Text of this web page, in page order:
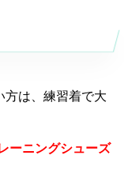
方は、練習着で大
ーニングシューズ